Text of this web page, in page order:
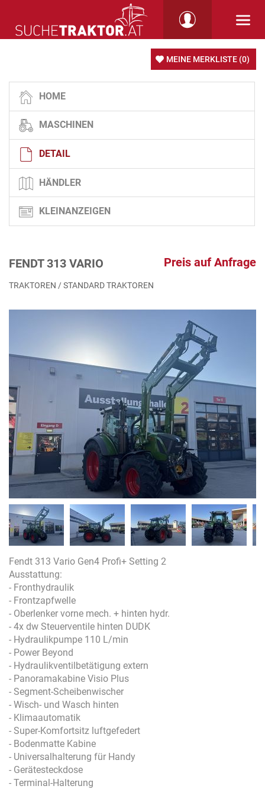
MEINE MERKLISTE (0)
HOME
MASCHINEN
DETAIL
HÄNDLER
KLEINANZEIGEN
FENDT 313 VARIO Preis auf Anfrage
TRAKTOREN / STANDARD TRAKTOREN
Fendt 313 Vario Gen4 Profi+ Setting 2
Ausstattung:
- Fronthydraulik
- Frontzapfwelle
- Oberlenker vorne mech. + hinten hydr.
- 4x dw Steuerventile hinten DUDK
- Hydraulikpumpe 110 L/min
- Power Beyond
- Hydraulikventilbetätigung extern
- Panoramakabine Visio Plus
- Segment-Scheibenwischer
- Wisch- und Wasch hinten
- Klimaautomatik
- Super-Komfortsitz luftgefedert
- Bodenmatte Kabine
- Universalhalterung für Handy
- Gerätesteckdose
- Terminal-Halterung